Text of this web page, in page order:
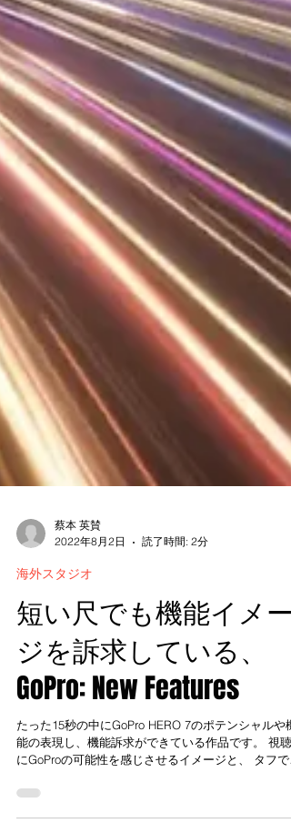
蔡本 英賛
海外スタジオ
短い尺でも機能イメー
ジを訴求している、
GoPro: New Features
たった15秒の中にGoPro HERO 7のポテンシャルや機
能の表現し、機能訴求ができている作品です。 視聴